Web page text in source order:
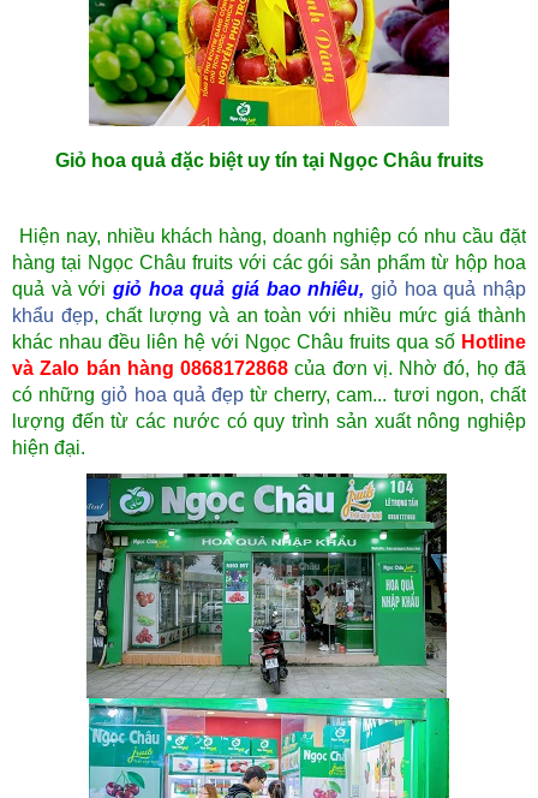
Giỏ hoa quả đặc biệt uy tín tại Ngọc Châu fruits
Hiện nay, nhiều khách hàng, doanh nghiệp có nhu cầu đặt
hàng tại Ngọc Châu fruits với các gói sản phẩm từ hộp hoa
quả và với giỏ hoa quả giá bao nhiêu, giỏ hoa quả nhập
khẩu đẹp, chất lượng và an toàn với nhiều mức giá thành
khác nhau đều liên hệ với Ngọc Châu fruits qua số Hotline
và Zalo bán hàng 0868172868 của đơn vị. Nhờ đó, họ đã
có nhữnggiỏ hoa quả đẹptừ cherry, cam... tươi ngon, chất
lượng đến từ các nước có quy trình sản xuất nông nghiệp
hiện đại.